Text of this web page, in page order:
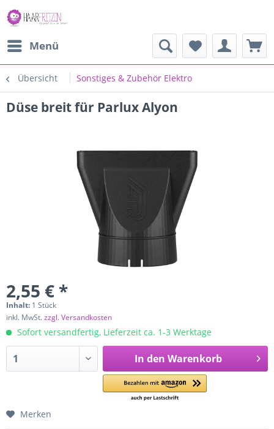
Menü
Übersicht Sonstiges & Zubehör Elektro
Düse breit für Parlux Alyon
2,55 € *
Inhalt: 1 Stück
inkl. MwSt.zzgl. Versandkosten
Sofort versandfertig, Lieferzeit ca. 1-3 Werktage
In den Warenkorb
Merken